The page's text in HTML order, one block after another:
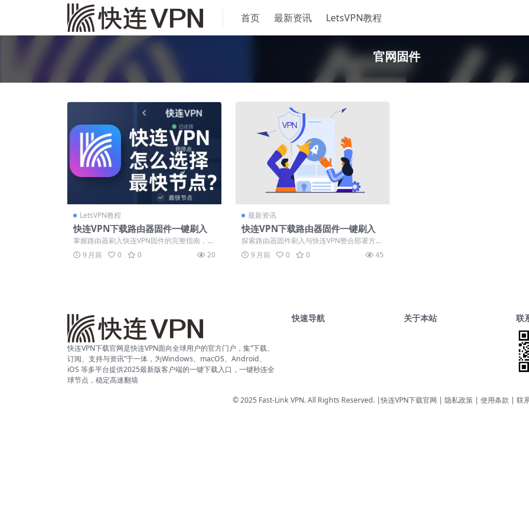
首页 最新资讯 LetsVPN教程
官网固件
LetsVPN教程
快连VPN下载路由器固件一键刷入
掌握路由器刷入快连VPN固件的完整指南，实
现全家设备自动翻墙与全流量加密。本教程...
9 月前 0 0 20
最新资讯
快连VPN下载路由器固件一键刷入
探索路由器固件刷入与快连VPN整合部署方
案，实现全屋网络自动加密覆盖。本指南详
解...9 月前 0 0 45
快连VPN下载官网是快连VPN面向全球用户的官方门户，集“下载、
订阅、支持与资讯”于一体，为Windows、macOS、Android、
iOS 等多平台提供2025最新版客户端的一键下载入口，一键秒连全
球节点，稳定高速翻墙
快速导航 关于本站 联
© 2025 Fast-Link VPN. All Rights Reserved. |快连VPN下载官网 | 隐私政策 | 使用条款 | 联